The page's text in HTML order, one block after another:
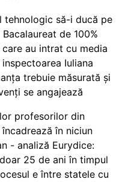
tehnologic să-i ducă pe
de 100%
au intrat cu media
Iuliana
trebuie măsurată și
se angajează
profesorilor din
încadrează în niciun
- analiză Eurydice:
25 de ani în timpul
e între statele cu